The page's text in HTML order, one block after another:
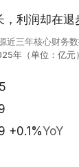
，利润却在退
近三年核心财务
年（单位：亿元）
+0.1%YoY